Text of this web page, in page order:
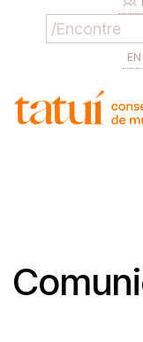
EN